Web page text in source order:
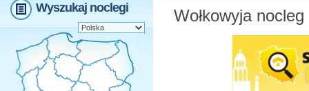
Wyszukaj noclegi Wołkowyja nocleg